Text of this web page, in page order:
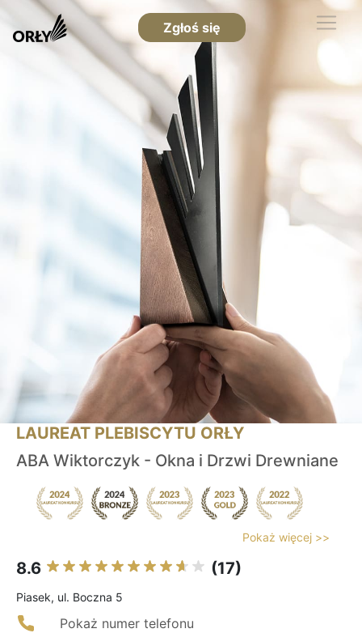
Zgłoś się
LAUREAT PLEBISCYTU ORŁY
ABA Wiktorczyk - Okna i Drzwi Drewniane
Pokaż więcej >>
8.6 (17)
Piasek, ul. Boczna 5
Pokaż numer telefonu